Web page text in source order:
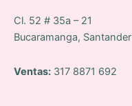
Cl. 52 # 35a – 21
Bucaramanga, Santander
Ventas: 317 8871 692